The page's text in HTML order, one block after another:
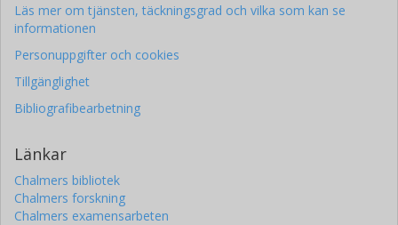
Läs mer om tjänsten, täckningsgrad och vilka som kan se
informationen
Personuppgifter och cookies
Tillgänglighet
Bibliografibearbetning
Länkar
Chalmers bibliotek
Chalmers forskning
Chalmers examensarbeten